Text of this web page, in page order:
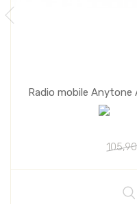
Radio mobile Anytone